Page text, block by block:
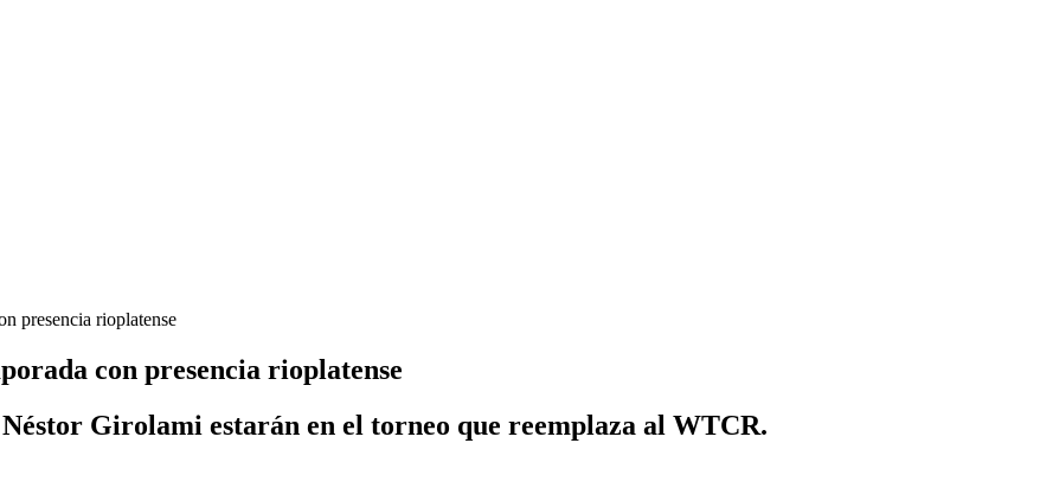
presencia rioplatense
con presencia rioplatense
Girolami estarán en el torneo que reemplaza al WTCR.